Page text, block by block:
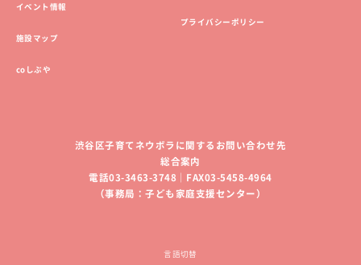
イベント情報
施設マップ
coしぶや
プライバシーポリシー
渋谷区子育てネウボラに関するお問い合わせ先
総合案内
電話03-3463-3748｜FAX03-5458-4964
（事務局：子ども家庭支援センター）
言語切替